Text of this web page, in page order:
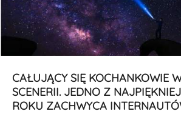
CAŁUJĄCY SIĘ KOCHANKOWIE
SCENERII. JEDNO Z
ROKU ZACHWYCA